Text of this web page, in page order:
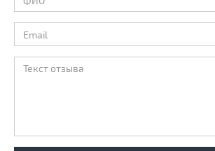
ФИО*
Email*
Текст отзыва*